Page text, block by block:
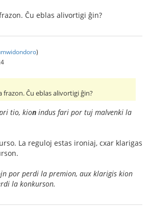
Ĉu eblas alivortigi ĝin?
)
frazon. Ĉu eblas alivortigi ĝin?
tio, kion indus fari por tuj malvenki la
La reguloj estas ironiaj, cxar klarigas
por perdi la premion, aux klarigis kion
la konkurson.